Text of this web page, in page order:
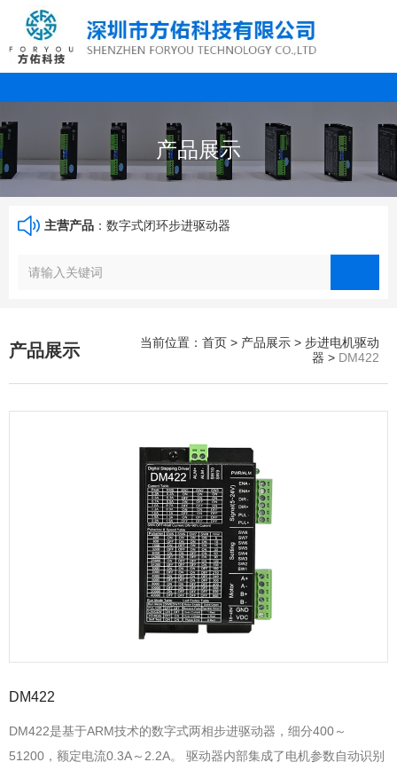
产品展示
主营产品 ：数字式闭环步进驱动器
产品展示 当前位置：首页 > 产品展示 > 步进电机驱动
器 > DM422
DM422
DM422是基于ARM技术的数字式两相步进驱动器，细分400～
51200，额定电流0.3A～2.2A。 驱动器内部集成了电机参数自动识别